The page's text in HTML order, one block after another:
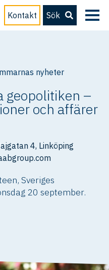
Kontakt Sök
nyheter
geopolitiken –
och affärer
4, Linköping
Sveriges
20 september.